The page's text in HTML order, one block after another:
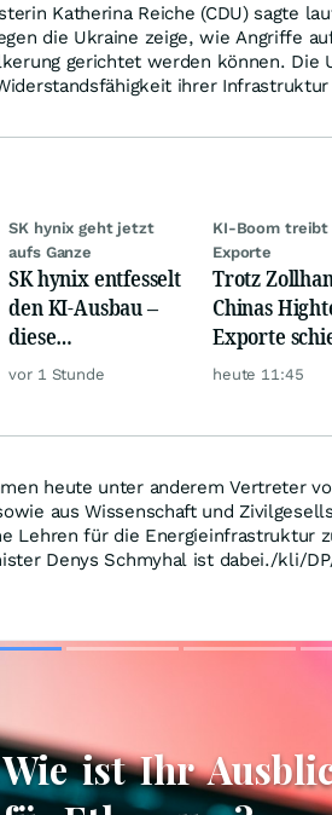
Katherina Reiche (CDU) sagte
die Ukraine zeige, wie Angriffe
gerichtet werden können. Die
ihrer
SK hynix geht jetzt
aufs Ganze
SK hynix entfesselt
den KI-Ausbau –
diese
Milliardenwette ist
vor 1 Stunde
KI-Boom treibt
Exporte
Trotz
Chinas
Exporte
weiter nach
heute 11:45
heute unter anderem Vertreter
aus Wissenschaft und
Lehren für die Energieinfrastruktur
Denys Schmyhal ist dabei./kli/